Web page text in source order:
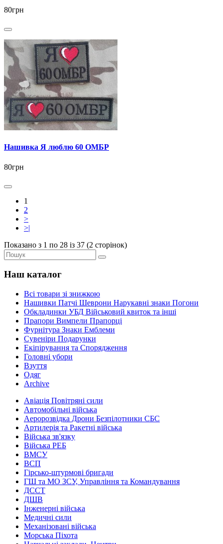
80грн
Нашивка Я люблю 60 ОМБР
80грн
1
2
>
>|
Показано з 1 по 28 із 37 (2 сторінок)
Наш каталог
Всі товари зі знижкою
Нашивки Патчі Шеврони Нарукавні знаки Погони
Обкладинки УБД Військовий квиток та інші
Прапори Вимпели Прапорці
Фурнітура Знаки Емблеми
Сувеніри Подарунки
Екіпірування та Спорядження
Головні убори
Взуття
Одяг
Archive
Авіація Повітряні сили
Автомобільні війська
Аеророзвідка Дрони Безпілотники СБС
Артилерія та Ракетні війська
Війська зв'язку
Війська РЕБ
ВМСУ
ВСП
Гірсько-штурмові бригади
ГШ та МО ЗСУ, Управління та Командування
ДССТ
ДШВ
Інженерні війська
Медичні сили
Механізовані війська
Морська Піхота